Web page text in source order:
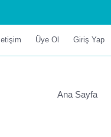
İletişim Üye Ol Giriş Yap
Ana Sayfa